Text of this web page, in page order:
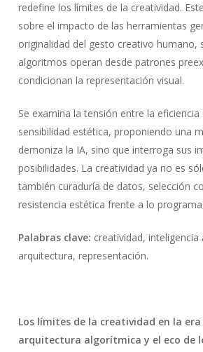
redefine los límites de la creatividad.
sobre el impacto de las herramientas
originalidad del gesto creativo humano,
algoritmos operan desde patrones
condicionan la representación visual.
Se examina la tensión entre la
sensibilidad estética, proponiendo una
demoniza la IA, sino que interroga sus
posibilidades. La creatividad ya no es
también curaduría de datos, selección
resistencia estética frente a lo
Palabras clave: creatividad,
arquitectura, representación.
Los límites de la creatividad en la era
arquitectura algorítmica y el eco de